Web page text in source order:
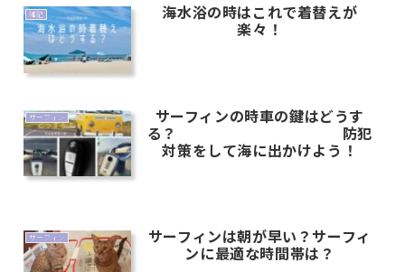
雑記 海水浴の時はこれで着替えが
楽々！
サーフィン サーフィンの時車の鍵はどうす
る？ 防犯
対策をして海に出かけよう！
サーフィン サーフィンは朝が早い？サーフィ
ンに最適な時間帯は？